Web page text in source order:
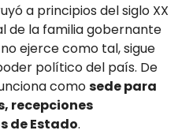
a principios del siglo XX
de la familia gobernante
ejerce como tal, sigue
político del país. De
comosede para
recepciones
de Estado.